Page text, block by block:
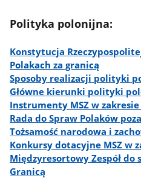
Polityka polonijna:
Konstytucja
Polakach za granicą
Sposoby realizacji polityki
Główne kierunki polityki
Instrumenty MSZ w
Rada do Spraw Polaków
Tożsamość narodowa i
Konkursy dotacyjne MSZ w
Międzyresortowy Zespół do
Granicą